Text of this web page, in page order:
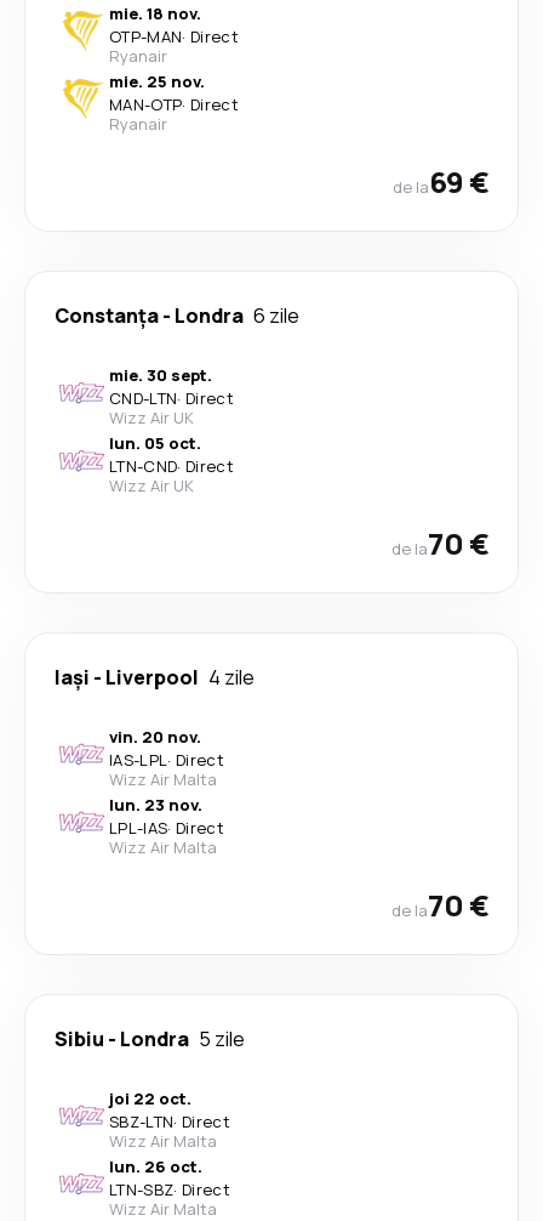
mie. 18 nov.
OTP-MAN· Direct
Ryanair
mie. 25 nov.
MAN-OTP· Direct
Ryanair
de la69 €
Constanța- Londra 6 zile
mie. 30 sept.
CND-LTN· Direct
Wizz Air UK
lun. 05 oct.
LTN-CND· Direct
Wizz Air UK
de la70 €
Iași - Liverpool 4 zile
vin. 20 nov.
IAS-LPL· Direct
Wizz Air Malta
lun. 23 nov.
LPL-IAS· Direct
Wizz Air Malta
de la70 €
Sibiu - Londra 5 zile
joi 22 oct.
SBZ-LTN· Direct
Wizz Air Malta
lun. 26 oct.
LTN-SBZ· Direct
Wizz Air Malta